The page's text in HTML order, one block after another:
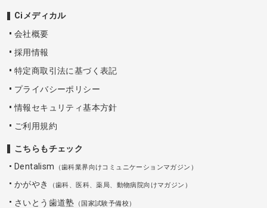
Ciメディカル
会社概要
採用情報
特定商取引法に基づく表記
プライバシーポリシー
情報セキュリティ基本方針
ご利用規約
こちらもチェック
Dentalism
（歯科業界向けコミュニケーションマガジン）
かがやき （歯科、医科、薬局、動物病院向けマガジン）
さいとう歯道塾 （国家試験予備校）